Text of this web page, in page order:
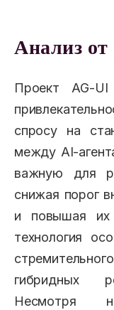
Анализ
Проект AG-
спросу на
между AI-
важную для
снижая порог
и повышая их
технология
гибридных
Несмотря